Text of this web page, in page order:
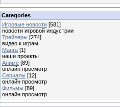
Categories
Игровые новости [581]
новости игровой индустрии
Трейлеры [274]
видео к играм
Манга [1]
наши проекты
Аниме [89]
онлайн просмотр
Сериалы [12]
онлайн просмотр
Фильмы [89]
онлайн просмотр